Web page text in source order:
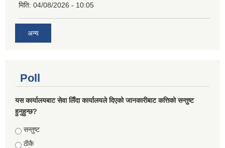
मिति: 04/08/2026 - 10:05
अन्य
Poll
यस कार्यालयबाट सेवा लिँदा कार्यालयले दिएको जानकारीबाट कत्तिको सन्तुष्ट
हुनुहुन्छ?
Choices
सन्तुष्ट
ठीकै